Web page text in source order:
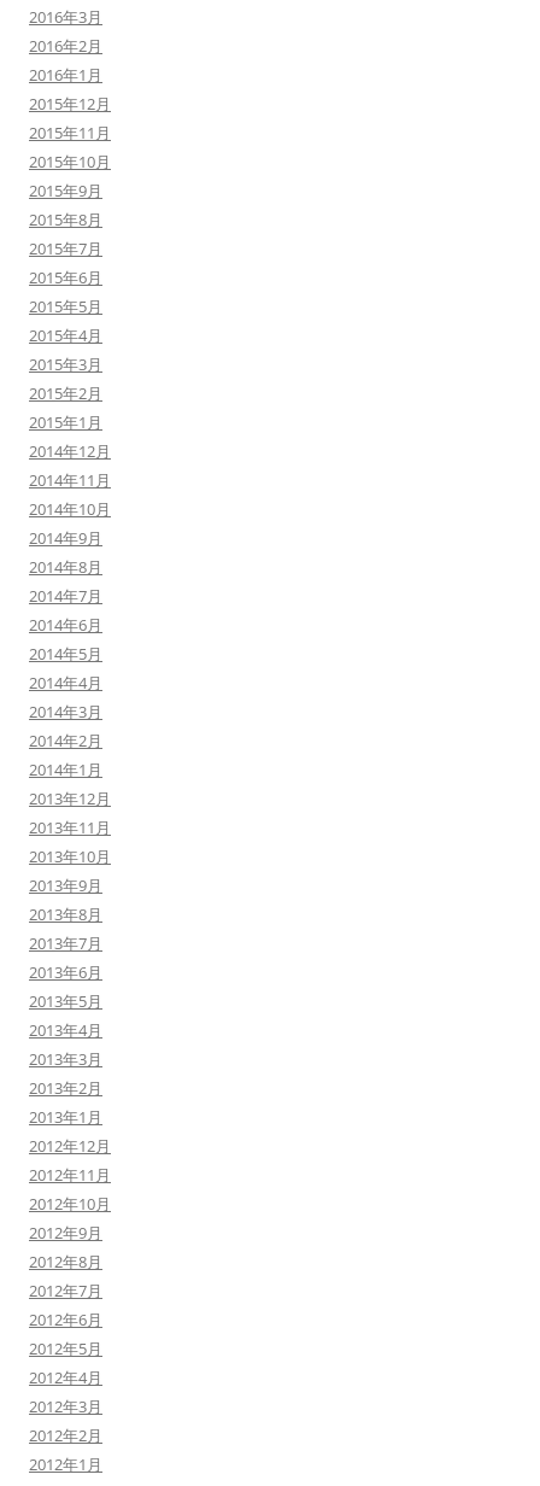
2016年3月
2016年2月
2016年1月
2015年12月
2015年11月
2015年10月
2015年9月
2015年8月
2015年7月
2015年6月
2015年5月
2015年4月
2015年3月
2015年2月
2015年1月
2014年12月
2014年11月
2014年10月
2014年9月
2014年8月
2014年7月
2014年6月
2014年5月
2014年4月
2014年3月
2014年2月
2014年1月
2013年12月
2013年11月
2013年10月
2013年9月
2013年8月
2013年7月
2013年6月
2013年5月
2013年4月
2013年3月
2013年2月
2013年1月
2012年12月
2012年11月
2012年10月
2012年9月
2012年8月
2012年7月
2012年6月
2012年5月
2012年4月
2012年3月
2012年2月
2012年1月